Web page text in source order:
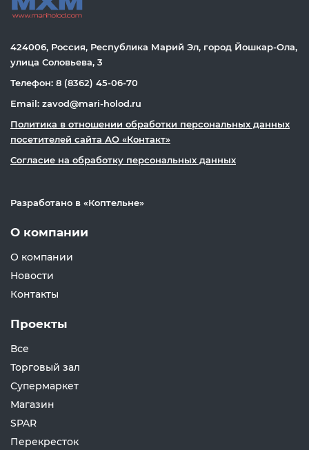
424006, Россия, Республика Марий Эл, город Йошкар-Ола,
улица Соловьева, 3
Телефон: 8 (8362) 45-06-70
Email: zavod@mari-holod.ru
Политика в отношении обработки персональных данных
посетителей сайта АО «Контакт»
Согласие на обработку персональных данных
Разработано в «Коптельне»
О компании
О компании
Новости
Контакты
Проекты
Все
Торговый зал
Супермаркет
Магазин
SPAR
Перекресток